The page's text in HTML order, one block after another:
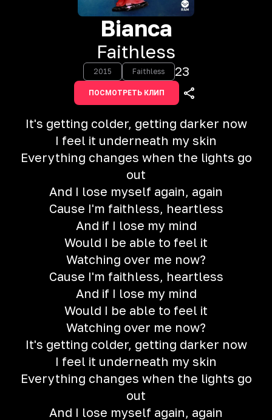
Bianca
Faithless
2015 Faithless 23
ПОСМОТРЕТЬ КЛИП
It's getting colder, getting darker now
I feel it underneath my skin
Everything changes when the lights go
out
And I lose myself again, again
Cause I'm faithless, heartless
And if I lose my mind
Would I be able to feel it
Watching over me now?
Cause I'm faithless, heartless
And if I lose my mind
Would I be able to feel it
Watching over me now?
It's getting colder, getting darker now
I feel it underneath my skin
Everything changes when the lights go
out
And I lose myself again, again